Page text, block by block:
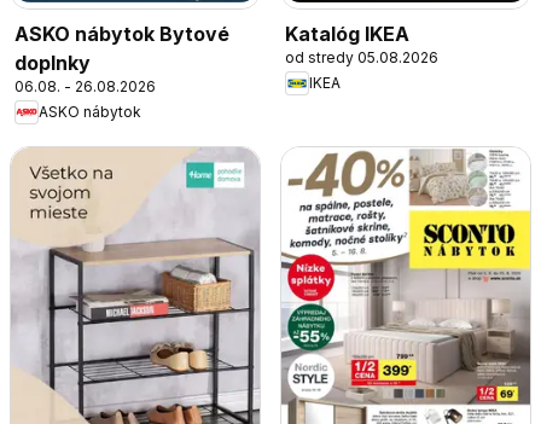
ASKO nábytok Bytové
doplnky
06.08. - 26.08.2026
ASKO nábytok
Katalóg IKEA
od stredy 05.08.2026
IKEA